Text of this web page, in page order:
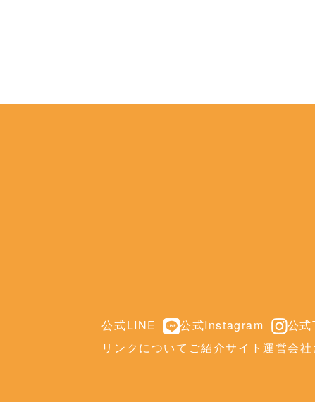
公式LINE 公式Instagram 公
リンクについて ご紹介サイト運営会社